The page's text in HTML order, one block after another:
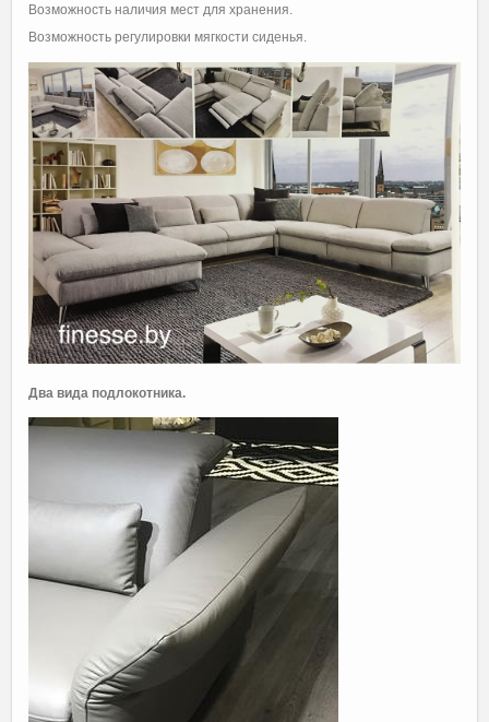
Возможность наличия мест для хранения.
Возможность регулировки мягкости сиденья.
Два вида подлокотника.